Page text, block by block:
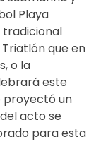
Playa
tradicional
que en
o la
este
proyectó un
acto se
para esta